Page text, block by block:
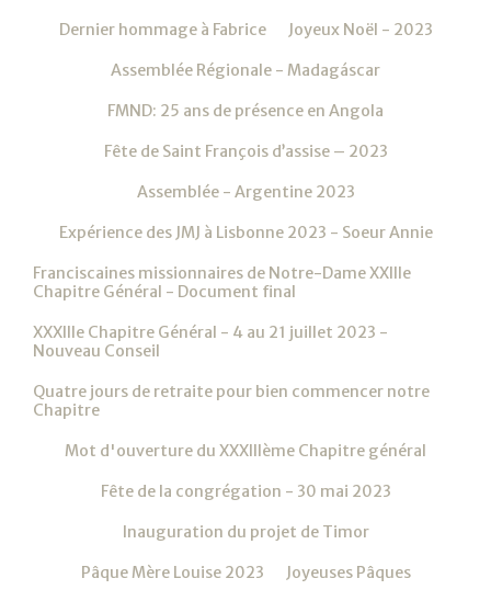
Dernier hommage à Fabrice Joyeux Noël - 2023
Assemblée Régionale - Madagáscar
FMND: 25 ans de présence en Angola
Fête de Saint François d’assise – 2023
Assemblée - Argentine 2023
Expérience des JMJ à Lisbonne 2023 - Soeur Annie
Franciscaines missionnaires de Notre-Dame XXIIIe
Chapitre Général - Document final
XXXIIIe Chapitre Général - 4 au 21 juillet 2023 -
Nouveau Conseil
Quatre jours de retraite pour bien commencer notre
Chapitre
Mot d'ouverture du XXXIIIème Chapitre général
Fête de la congrégation - 30 mai 2023
Inauguration du projet de Timor
Pâque Mère Louise 2023 Joyeuses Pâques